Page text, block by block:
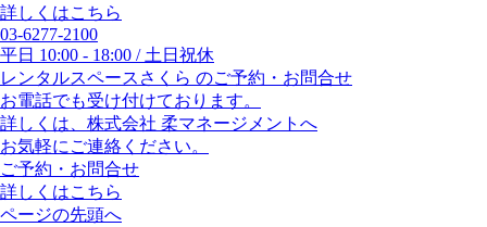
詳しくはこちら
03-6277-2100
平日 10:00 - 18:00 / 土日祝休
レンタルスペースさくら のご予約・お問合せ
お電話でも受け付けております。
詳しくは、株式会社 柔マネージメントへ
お気軽にご連絡ください。
ご予約・お問合せ
詳しくはこちら
ページの先頭へ